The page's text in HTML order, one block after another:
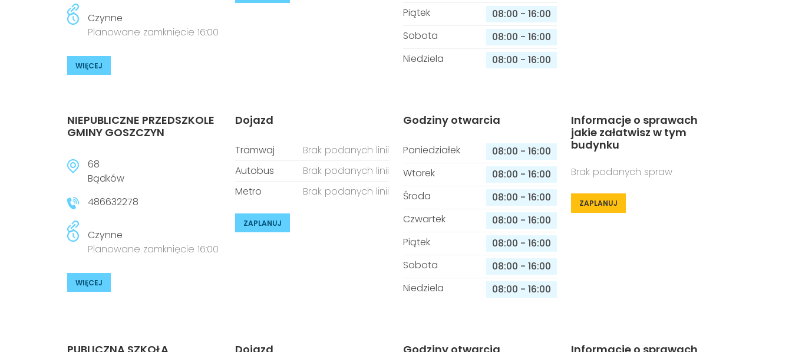
Czynne
Planowane zamknięcie 16:00
WIĘCEJ
Piątek
08:00 - 16:00
Sobota
08:00 - 16:00
Niedziela
08:00 - 16:00
NIEPUBLICZNE PRZEDSZKOLE
GMINY GOSZCZYN
68
Bądków
486632278
Czynne
Planowane zamknięcie 16:00
WIĘCEJ
Dojazd
Tramwaj
Brak podanych linii
Autobus
Brak podanych linii
Metro
Brak podanych linii
ZAPLANUJ
Godziny otwarcia
Poniedziałek 08:00 - 16:00
Wtorek
08:00 - 16:00
Środa
08:00 - 16:00
Czwartek
08:00 - 16:00
Piątek
08:00 - 16:00
Sobota
08:00 - 16:00
Niedziela
08:00 - 16:00
Informacje o sprawach
jakie załatwisz w tym
budynku
Brak podanych spraw
ZAPLANUJ